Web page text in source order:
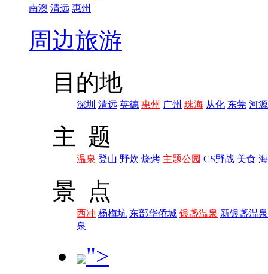
南澳 清远 惠州
周边旅游
目的地
深圳 清远 英德 惠州 广州 珠海 从化 东莞 河源
主 题
温泉 登山 野炊 烧烤 主题公园 CS野战 美食
景 点
西冲 杨梅坑 东部华侨城 银盏温泉 新银盏温泉
泉
">